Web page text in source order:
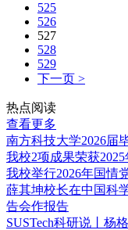
525
526
527
528
529
下一页 >
热点阅读
查看更多
南方科技大学2026届
我校2项成果荣获
我校举行2026年国情
薛其坤校长在中国科
告会作报告
SUSTech科研说丨杨